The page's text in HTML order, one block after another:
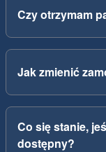
Czy otrzymam
Jak zmienić
Co się stanie,
dostępny?